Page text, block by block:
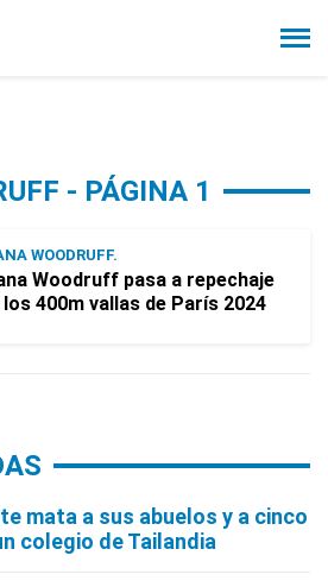
- PÁGINA 1
WOODRUFF.
Woodruff pasa a repechaje
los 400m vallas de París 2024
mata a sus abuelos y a cinco
colegio de Tailandia